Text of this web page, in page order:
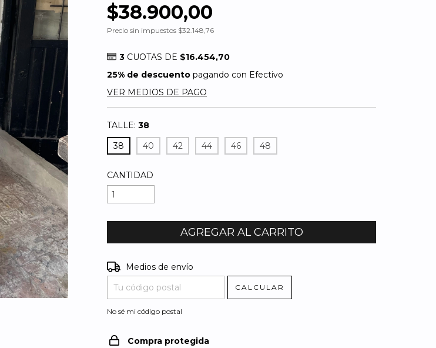
$38.900,00
Precio sin impuestos $32.148,76
3 CUOTAS DE $16.454,70
25% de descuento pagando con Efectivo
VER MEDIOS DE PAGO
TALLE: 38
38
40 42 44 46 48
CANTIDAD
Entregas para el CP:
Medios de envío
CALCULAR
No sé mi código postal
Compra protegida